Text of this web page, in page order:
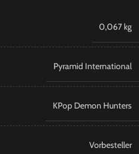
0,067 kg
Pyramid International
KPop Demon Hunters
Vorbesteller